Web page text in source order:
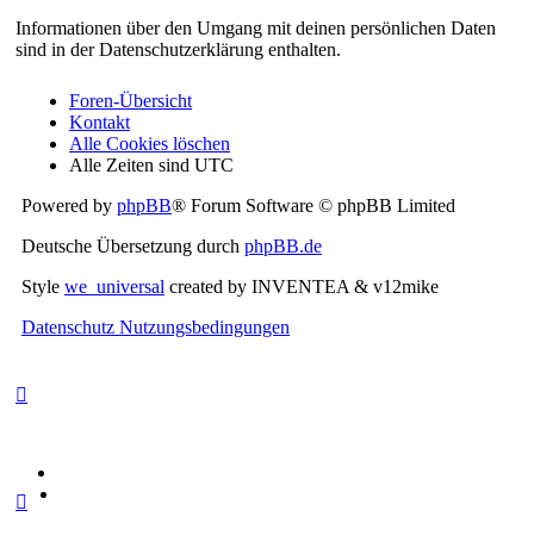
Informationen über den Umgang mit deinen persönlichen Daten
sind in der Datenschutzerklärung enthalten.
Foren-Übersicht
Kontakt
Alle Cookies löschen
Alle Zeiten sind UTC
Powered by phpBB® Forum Software © phpBB Limited
Deutsche Übersetzung durch phpBB.de
Style we_universal created by INVENTEA & v12mike
Datenschutz Nutzungsbedingungen